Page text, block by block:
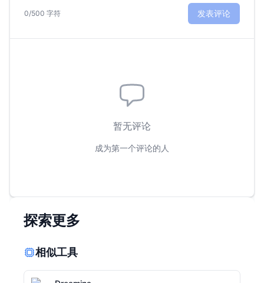
0/500 字符 发表评论
暂无评论
成为第一个评论的人
探索更多
相似工具